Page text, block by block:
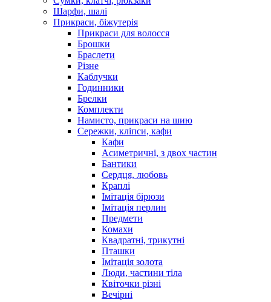
Шарфи, шалі
Прикраси, біжутерія
Прикраси для волосся
Брошки
Браслети
Різне
Каблучки
Годинники
Брелки
Комплекти
Намисто, прикраси на шию
Сережки, кліпси, кафи
Кафи
Асиметричні, з двох частин
Бантики
Сердця, любовь
Краплі
Імітація бірюзи
Імітація перлин
Предмети
Комахи
Квадратні, трикутні
Пташки
Імітація золота
Люди, частини тіла
Квіточки різні
Вечірні